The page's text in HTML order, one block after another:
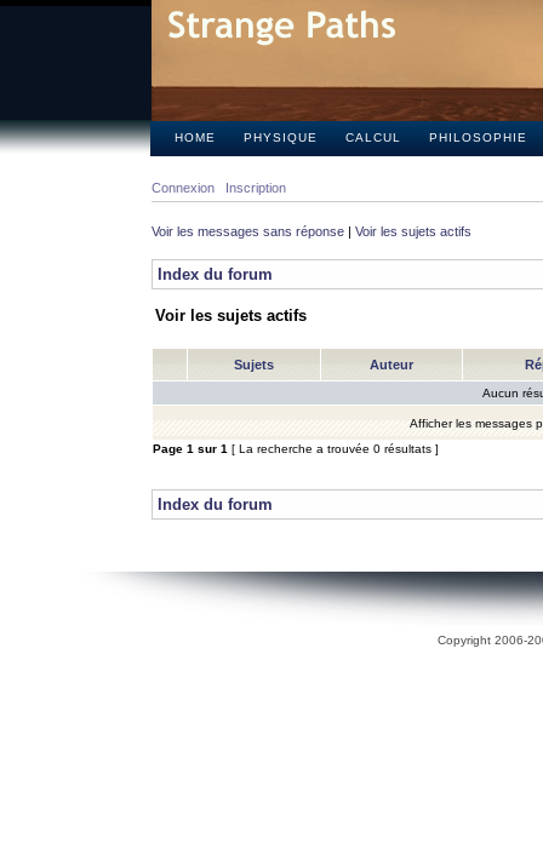
HOME PHYSIQUE CALCUL PHILOSOPHIE
Connexion Inscription
Voir les messages sans réponse | Voir les sujets actifs
Index du forum
Voir les sujets actifs
Sujets Auteur
Aucun
Afficher les messages
Page 1 sur 1 [ La recherche a trouvée 0 résultats ]
Index du forum
Copyright 2006-